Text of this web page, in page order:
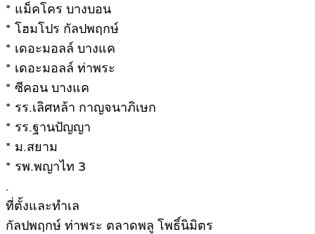
* แม็คโคร บางบอน
* โฮมโปร กัลปพฤกษ์
* เดอะมอลล์ บางแค
* เดอะมอลล์ ท่าพระ
* ซีคอน บางแค
* รร.เลิศหล้า กาญจนาภิเษก
* รร.ฐานปัญญา
* ม.สยาม
* รพ.พญาไท 3
.
ที่ตั้งและทำเล
กัลปพฤกษ์ ท่าพระ ตลาดพลู โพธิ์นิมิตร